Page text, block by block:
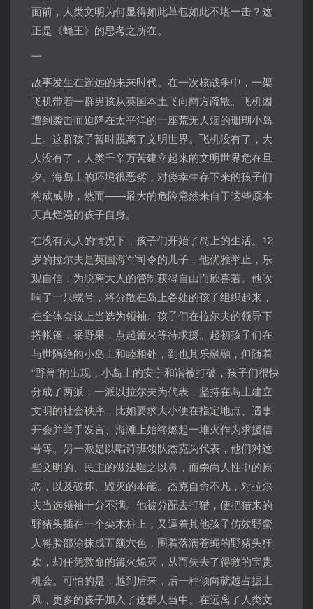
面前，人类文明为何显得如此草包如此不堪一击？这
正是《蝇王》的思考之所在。
一
故事发生在遥远的未来时代。在一次核战争中，一架
飞机带着一群男孩从英国本土飞向南方疏散。飞机因
遭到袭击而迫降在太平洋的一座荒无人烟的珊瑚小岛
上。这群孩子暂时脱离了文明世界。飞机没有了，大
人没有了，人类千辛万苦建立起来的文明世界危在旦
夕。海岛上的环境很恶劣，对侥幸生存下来的孩子们
构成威胁，然而——最大的危险竟然来自于这些原本
天真烂漫的孩子自身。
在没有大人的情况下，孩子们开始了岛上的生活。12
岁的拉尔夫是英国海军司令的儿子，他优雅举止，乐
观自信，为脱离大人的管制获得自由而欣喜若。他吹
响了一只螺号，将分散在岛上各处的孩子组织起来，
在全体会议上当选为领袖。孩子们在拉尔夫的领导下
搭帐篷，采野果，点起篝火等待求援。起初孩子们在
与世隔绝的小岛上和睦相处，到也其乐融融，但随着
“野兽”的出现，小岛上的安宁和谐被打破，孩子们很快
分成了两派：一派以拉尔夫为代表，坚持在岛上建立
文明的社会秩序，比如要求大小便在指定地点、遇事
开会并举手发言、海滩上始终燃起一堆火作为求援信
号等。另一派是以唱诗班领队杰克为代表，他们对这
些文明的、民主的做法嗤之以鼻，而崇尚人性中的原
恶，以及破坏、毁灭的本能。杰克自命不凡，对拉尔
夫当选领袖十分不满。他被分配去打猎，便把猎来的
野猪头插在一个尖木桩上，又逼着其他孩子仿效野蛮
人将脸部涂抹成五颜六色，围着落满苍蝇的野猪头狂
欢，却任凭救命的篝火熄灭，从而失去了得救的宝贵
机会。可怕的是，越到后来，后一种倾向就越占据上
风，更多的孩子加入了这群人当中。在远离了人类文